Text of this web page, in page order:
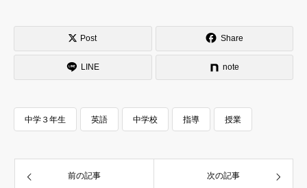
Post Share
LINE note
中学３年生 英語 中学校 指導 授業
前の記事 次の記事
るリスニングと英作文〜